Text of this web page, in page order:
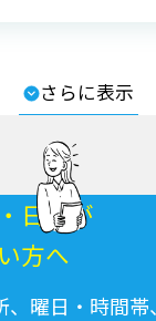
さらに表示
日程が
方へ
、曜日・時間